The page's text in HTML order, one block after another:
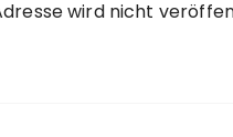
wird nicht